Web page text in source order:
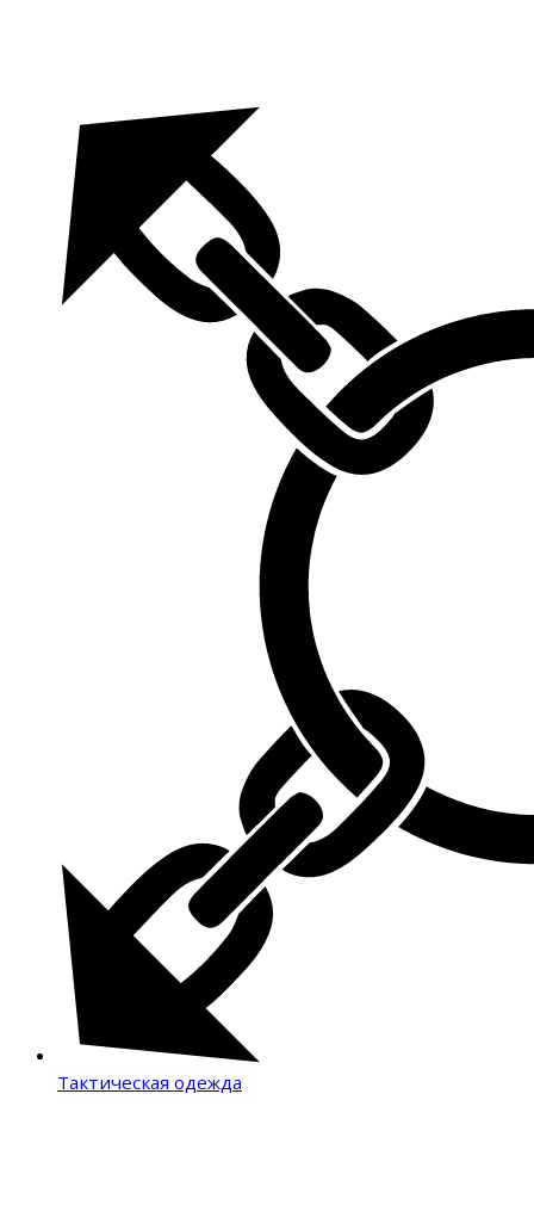
Тактическая одежда